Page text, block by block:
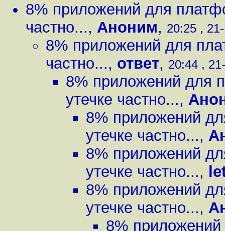
8% приложений для
частно..., Аноним, 20:25 ,
8% приложений для
частно..., ответ, 20:44 ,
8% приложений для
утечке частно...,
8% приложений
утечке частно...,
8% приложений
утечке частно...,
8% приложений
утечке частно...,
8%